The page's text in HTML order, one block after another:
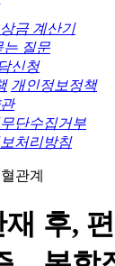
금 계산기
는 질문
신청
개인정보정책
단수집거부
처리방침
관계
후,